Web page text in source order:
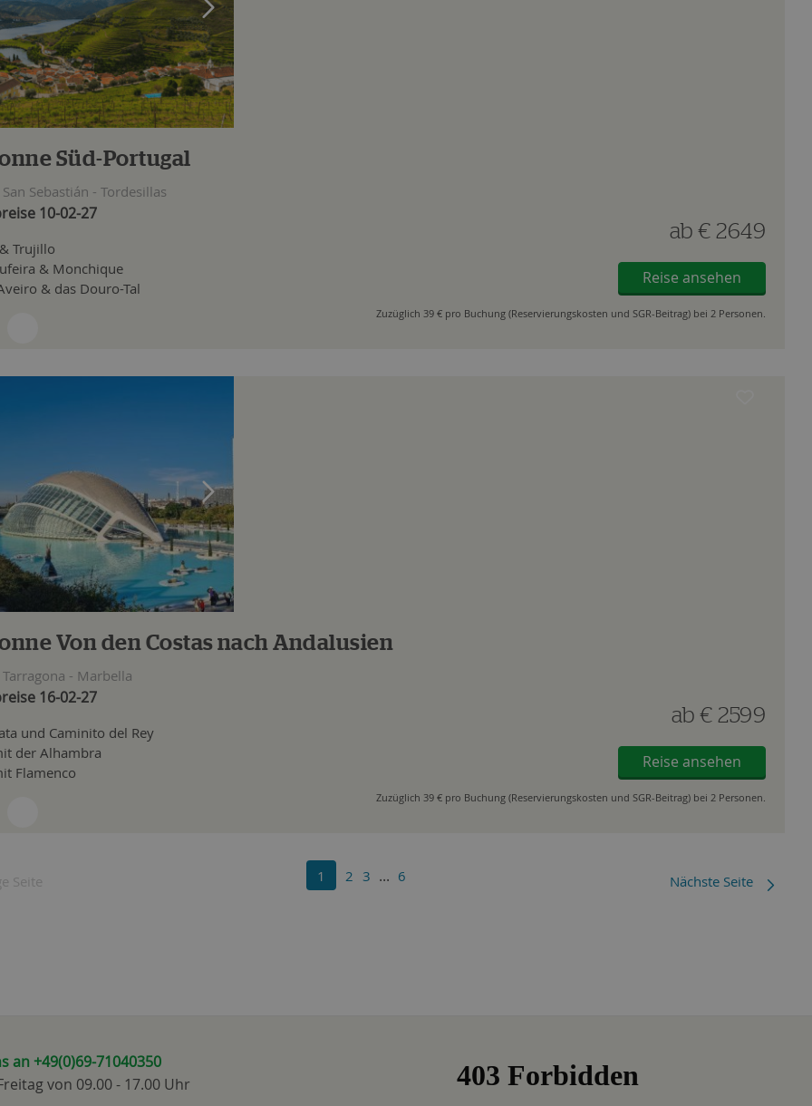
Süd-Portugal
San Sebastián - Tordesillas
10-02-27
Trujillo
& Monchique
& das Douro-Tal
ab € 2649
Reise ansehen
Zuzüglich 39 € pro Buchung (Reservierungskosten und SGR-Beitrag) bei 2 Personen.
Von den Costas nach Andalusien
Tarragona - Marbella
16-02-27
und Caminito del Rey
der Alhambra
Flamenco
ab € 2599
Reise ansehen
Zuzüglich 39 € pro Buchung (Reservierungskosten und SGR-Beitrag) bei 2 Personen.
Seite 1 2 3 ... 6 Nächste Seite
an +49(0)69-71040350
von 09.00 - 17.00 Uhr